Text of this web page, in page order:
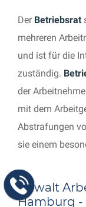
Der Betriebsrat
mehreren
und ist für die
zuständig.
der
mit dem
Abstrafungen
sie einem
Anwalt
Hamburg -